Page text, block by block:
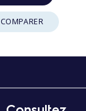
COMPARER